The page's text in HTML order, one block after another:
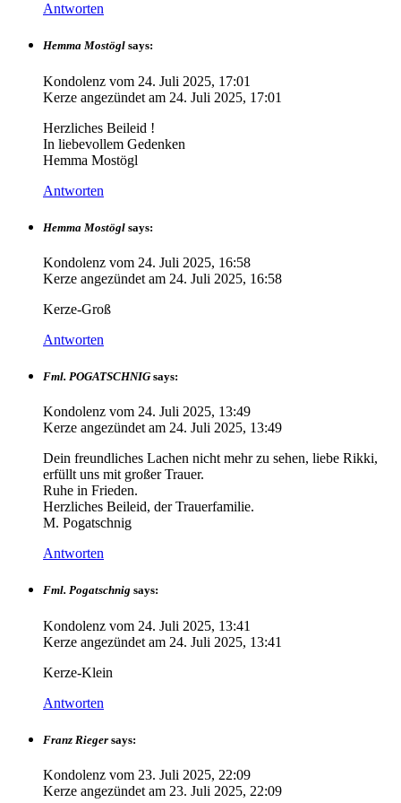
Antworten
Hemma Mostögl says:
Kondolenz vom 24. Juli 2025, 17:01
Kerze angezündet am 24. Juli 2025, 17:01
Herzliches Beileid !
In liebevollem Gedenken
Hemma Mostögl
Antworten
Hemma Mostögl says:
Kondolenz vom 24. Juli 2025, 16:58
Kerze angezündet am 24. Juli 2025, 16:58
Kerze-Groß
Antworten
Fml. POGATSCHNIG says:
Kondolenz vom 24. Juli 2025, 13:49
Kerze angezündet am 24. Juli 2025, 13:49
Dein freundliches Lachen nicht mehr zu sehen, liebe Rikki,
erfüllt uns mit großer Trauer.
Ruhe in Frieden.
Herzliches Beileid, der Trauerfamilie.
M. Pogatschnig
Antworten
Fml. Pogatschnig says:
Kondolenz vom 24. Juli 2025, 13:41
Kerze angezündet am 24. Juli 2025, 13:41
Kerze-Klein
Antworten
Franz Rieger says:
Kondolenz vom 23. Juli 2025, 22:09
Kerze angezündet am 23. Juli 2025, 22:09